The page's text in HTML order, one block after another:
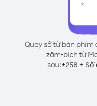
Quay số từ bàn phím
zăm-bích từ
sau:+258 + Số